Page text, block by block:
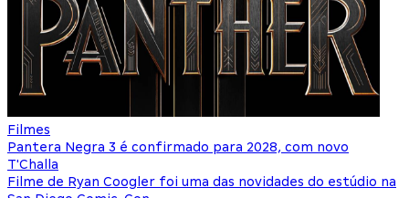
Filmes
Pantera Negra 3 é confirmado para 2028, com novo
T'Challa
Filme de Ryan Coogler foi uma das novidades do estúdio na